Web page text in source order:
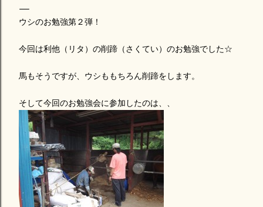
ウシのお勉強第２弾！
今回は利他（リタ）の削蹄（さくてい）のお勉強でした☆
馬もそうですが、ウシももちろん削蹄をします。
そして今回のお勉強会に参加したのは、、